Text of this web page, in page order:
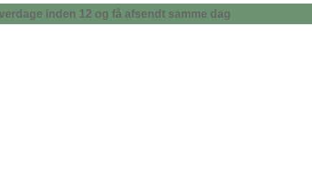
inden 12 og få afsendt samme dag